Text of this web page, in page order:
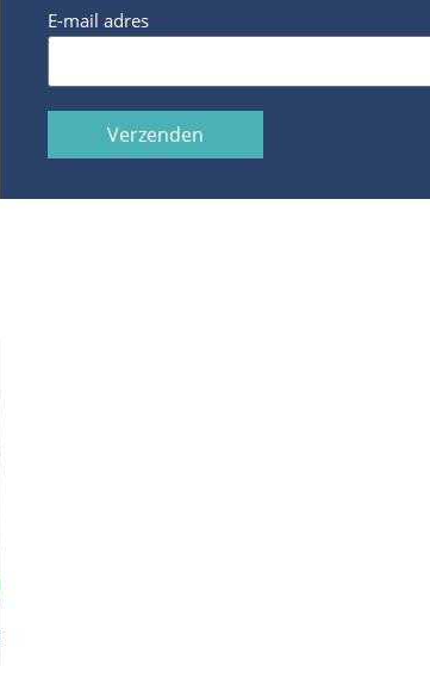
E-mail adres
Verzenden